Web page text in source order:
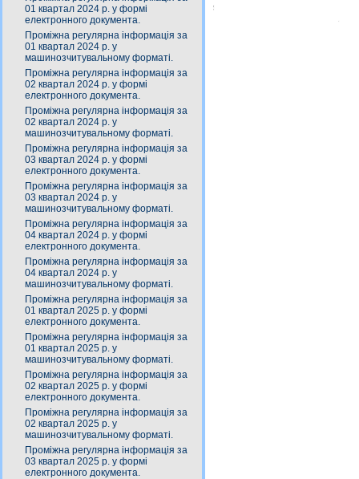
01 квартал 2024 р. у формі
електронного документа.
Проміжна регулярна інформація за
01 квартал 2024 р. у
машинозчитувальному форматі.
Проміжна регулярна інформація за
02 квартал 2024 р. у формі
електронного документа.
Проміжна регулярна інформація за
02 квартал 2024 р. у
машинозчитувальному форматі.
Проміжна регулярна інформація за
03 квартал 2024 р. у формі
електронного документа.
Проміжна регулярна інформація за
03 квартал 2024 р. у
машинозчитувальному форматі.
Проміжна регулярна інформація за
04 квартал 2024 р. у формі
електронного документа.
Проміжна регулярна інформація за
04 квартал 2024 р. у
машинозчитувальному форматі.
Проміжна регулярна інформація за
01 квартал 2025 р. у формі
електронного документа.
Проміжна регулярна інформація за
01 квартал 2025 р. у
машинозчитувальному форматі.
Проміжна регулярна інформація за
02 квартал 2025 р. у формі
електронного документа.
Проміжна регулярна інформація за
02 квартал 2025 р. у
машинозчитувальному форматі.
Проміжна регулярна інформація за
03 квартал 2025 р. у формі
електронного документа.